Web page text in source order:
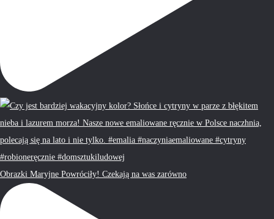
Obrazki Maryjne Powróciły! Czekają na was zarówno